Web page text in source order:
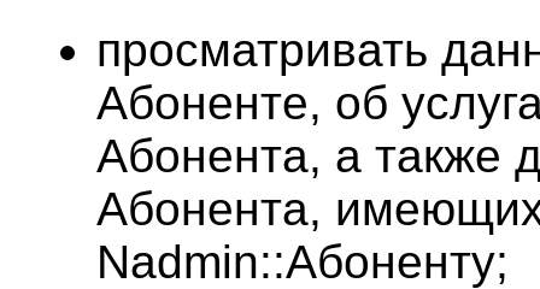
просматривать
Абоненте, об
Абонента, а также
Абонента,
Nadmin::Абоненту;